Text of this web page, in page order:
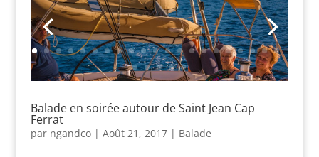
Balade en soirée autour de Saint Jean Cap
Ferrat
par ngandco| Août 21, 2017| Balade